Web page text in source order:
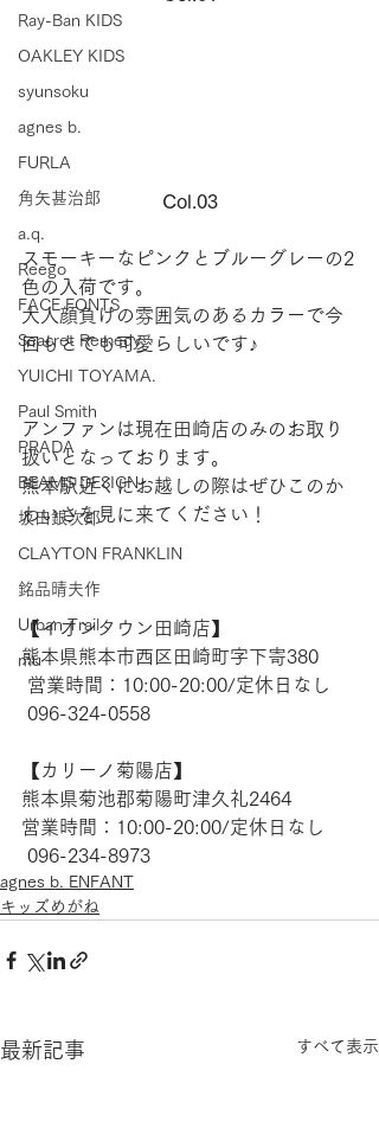
Ray-Ban KIDS
OAKLEY KIDS
syunsoku
agnes b.
FURLA
角矢甚治郎
a.q.
Reego
FACE FONTS
Seacret Remedy
YUICHI TOYAMA.
Paul Smith
PRADA
BEAMS DESIGN
坂田銀次郎
CLAYTON FRANKLIN
銘品晴夫作
Urban Trail
mu
Col.03
スモーキーなピンクとブルーグレーの2
色の入荷です。
大人顔負けの雰囲気のあるカラーで今
回もとても可愛らしいです♪
アンファンは現在田崎店のみのお取り
扱いとなっております。
熊本駅近くにお越しの際はぜひこのか
わいさを見に来てください！
【​イオンタウン田崎店】
熊本県熊本市西区田崎町字下寄380
営業時間：10:00-20:00/定休日なし
096-324-0558
【​カリーノ菊陽店】
熊本県菊池郡菊陽町津久礼2464
営業時間：10:00-20:00/定休日なし
096-234-8973
agnes b. ENFANT
キッズめがね
最新記事 すべて表示